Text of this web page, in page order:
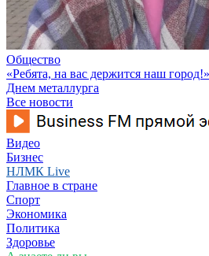
Общество
«Ребята, на вас держится наш
Днем металлурга
Все новости
Видео
Бизнес
НЛМК Live
Главное в стране
Спорт
Экономика
Политика
Здоровье